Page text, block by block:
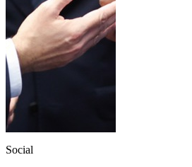
Social